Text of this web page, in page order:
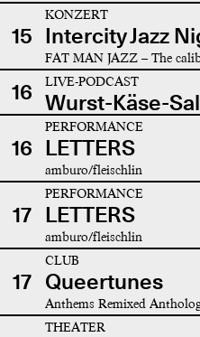
15
KONZERT
Intercity Jazz
FAT MAN JAZZ – The
16 LIVE-PODCAST
Wurst-Käse-
16
PERFORMANCE
LETTERS
amburo/fleischlin
17
PERFORMANCE
LETTERS
amburo/fleischlin
17
CLUB
Queertunes
Anthems Remixed
THEATER